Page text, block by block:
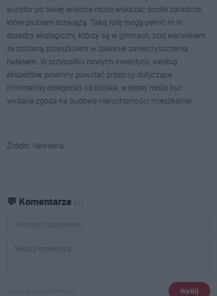
audytor po takiej analizie może wskazać środki zaradcze,
które problem rozwiążą. Taką rolę mogą pełnić m.in.
doradcy ekologiczni, którzy są w gminach, pod warunkiem
że zostaną przeszkoleni w zakresie zanieczyszczenia
hałasem. W przypadku nowych inwestycji, według
ekspertów, powinny powstać przepisy dotyczące
minimalnej odległości od boiska, w której może być
wydana zgoda na budowę nieruchomości mieszkalnej.
Źródło: Newseria
💬 Komentarze (2)
Chronione przez reCAPTCHA Wyślij